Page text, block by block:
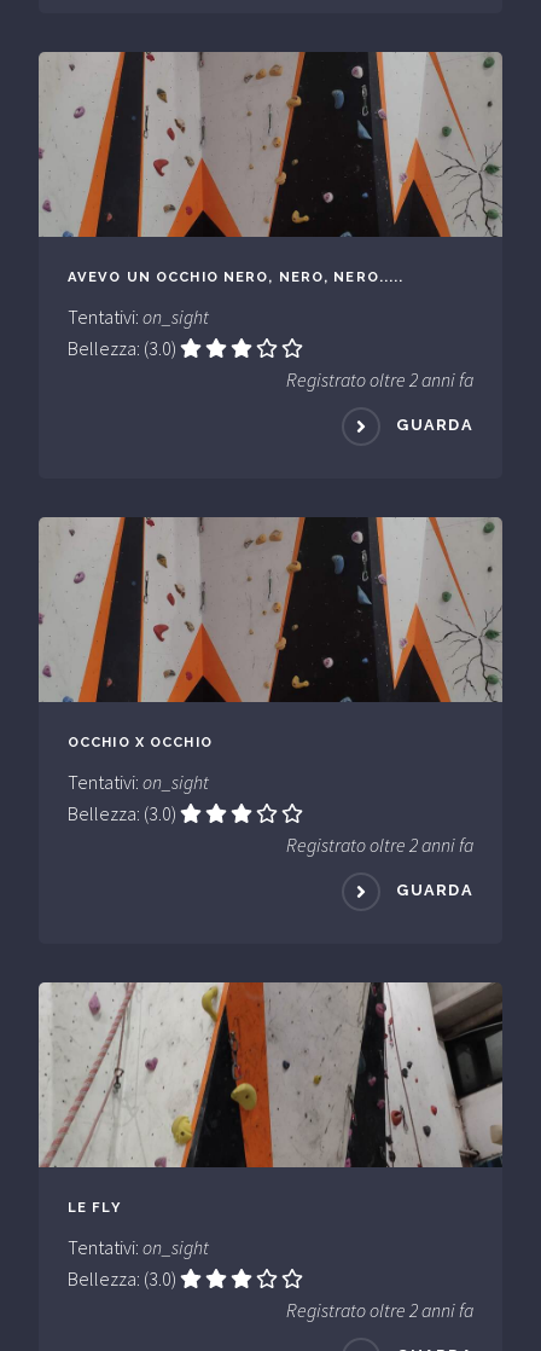
AVEVO UN OCCHIO NERO, NERO, NERO.....
Tentativi: on_sight
Bellezza: (3.0)
Registrato oltre 2 anni fa
GUARDA
OCCHIO X OCCHIO
Tentativi: on_sight
Bellezza: (3.0)
Registrato oltre 2 anni fa
GUARDA
LE FLY
Tentativi: on_sight
Bellezza: (3.0)
Registrato oltre 2 anni fa